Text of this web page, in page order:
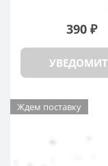
390 ₽
Ждем поставку